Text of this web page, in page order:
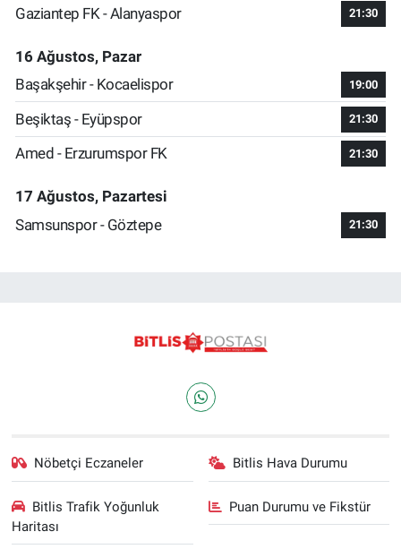
Gaziantep FK - Alanyaspor 21:30
16 Ağustos, Pazar
Başakşehir - Kocaelispor
19:00
Beşiktaş - Eyüpspor 21:30
Amed - Erzurumspor FK 21:30
17 Ağustos, Pazartesi
Samsunspor - Göztepe
21:30
Nöbetçi Eczaneler Bitlis Hava Durumu
Bitlis Trafik Yoğunluk
Haritası
Puan Durumu ve Fikstür